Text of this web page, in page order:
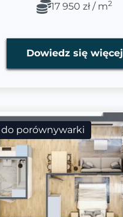
17 950 zł / m2
Dowiedz się więcej
do porównywarki